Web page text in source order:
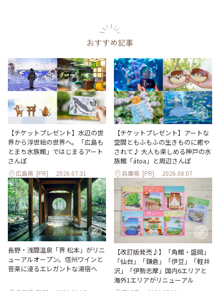
おすすめ記事
【チケットプレゼント】水辺の世
界から浮世絵の世界へ。「広島も
とまち水族館」ではじまるアート
さんぽ
広島県 [PR] 2026.07.31
【チケットプレゼント】アートな
空間ともふもふの生きものに癒や
されて♪ 大人も楽しめる神戸の水
族館「átoa」と周辺さんぽ
兵庫県 [PR] 2026.08.07
長野・浅間温泉「界 松本」がリニ
ューアルオープン。信州ワインと
音楽に浸るエレガントな湯宿へ
【改訂版発売♪】「角館・盛岡」
「仙台」「鎌倉」「伊豆」「軽井
沢」「伊勢志摩」国内6エリアと
海外1エリアがリニューアル